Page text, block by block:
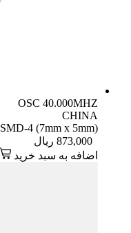
OSC 40.000MHZ
CHINA
SMD-4 (7mm x 5mm)
873,000 ریال
اضافه به سبد خرید